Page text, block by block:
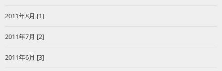
2011年8月 [1]
2011年7月 [2]
2011年6月 [3]